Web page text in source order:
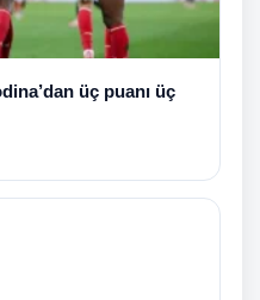
üç puanı üç